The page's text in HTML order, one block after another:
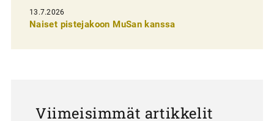
e
13.7.2026
Naiset pistejakoon MuSan kanssa
Viimeisimmät artikkelit